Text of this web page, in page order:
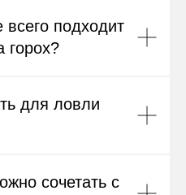
подходит
горох?
для ловли
сочетать с